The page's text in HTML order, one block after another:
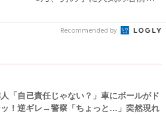
Recommended by
人「自己責任じゃない？」車にボールがド
ッ！逆ギレ→警察「ちょっと…」突然現れ